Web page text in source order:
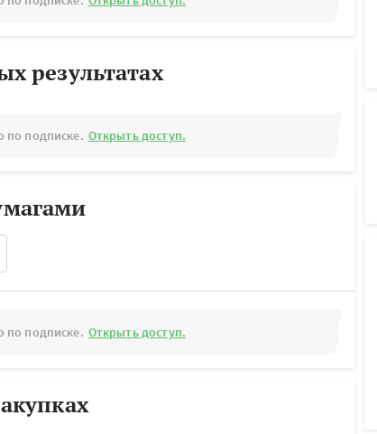
результатах
по подписке. Открыть доступ.
по подписке. Открыть доступ.